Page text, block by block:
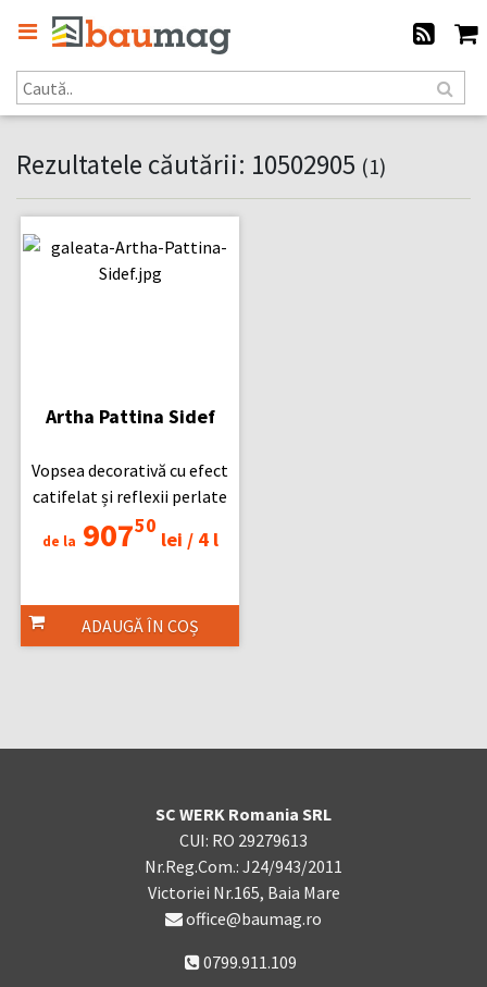
Rezultatele căutării: 10502905 (1)
Artha Pattina Sidef
Vopsea decorativă cu efect
catifelat și reflexii perlate
de la 90750
lei /4 l
ADAUGĂ ÎN COȘ
SC WERK Romania SRL
CUI: RO 29279613
Nr.Reg.Com.: J24/943/2011
Victoriei Nr.165, Baia Mare
office@baumag.ro
0799.911.109